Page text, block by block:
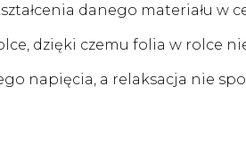
danego materiału w
dzięki czemu folia w rolce
napięcia, a relaksacja nie